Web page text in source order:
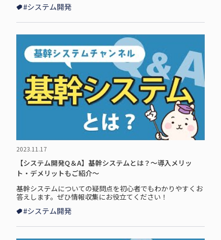
#システム開発
2023.11.17
【システム開発Q＆A】基幹システムとは？～導入メリッ
ト・デメリットもご紹介～
基幹システムについての疑問点を初心者でもわかりやすくお
答えします。ぜひ情報収集にお役立てください！
#システム開発